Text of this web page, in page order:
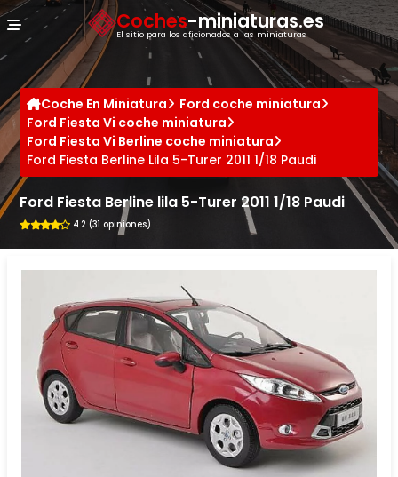
Coches-miniaturas.es
El sitio para los aficionados a las miniaturas
Coche En Miniatura
Ford coche miniatura
Ford Fiesta Vi coche miniatura
Ford Fiesta Vi Berline coche miniatura
Ford Fiesta Berline Lila 5-Turer 2011 1/18 Paudi
Ford Fiesta Berline lila 5-Turer 2011 1/18 Paudi
4.2 (31 opiniones)
Panel de gestión de cookies